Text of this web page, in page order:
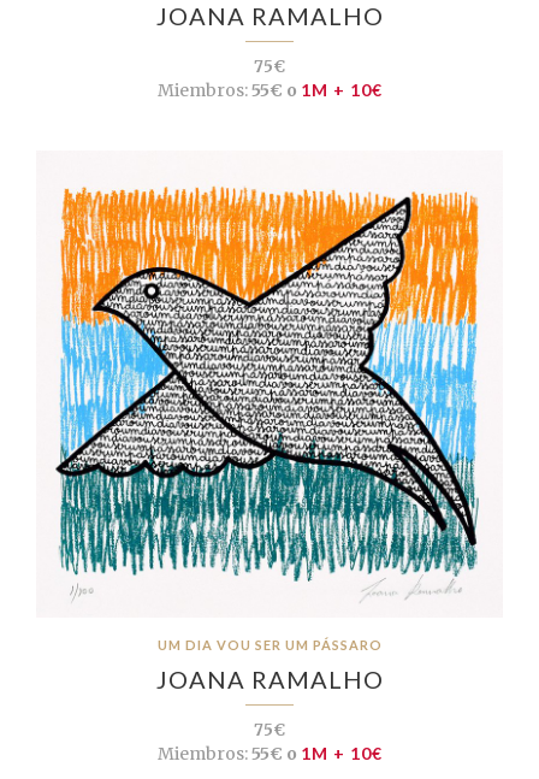
JOANA RAMALHO
75€
Miembros:55€ o 1M + 10€
UM DIA VOU SER UM PÁSSARO
JOANA RAMALHO
75€
Miembros:55€ o 1M + 10€